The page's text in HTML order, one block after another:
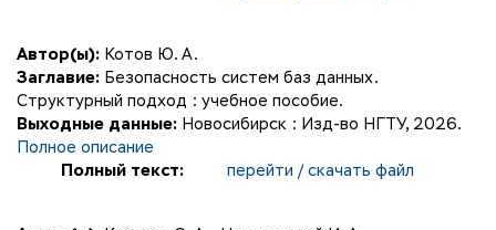
Автор(ы): Котов Ю. А.
Заглавие: Безопасность систем баз данных.
Структурный подход : учебное пособие.
Выходные данные: Новосибирск : Изд-во НГТУ, 2026.
Полное описание
Полный текст:
перейти / скачать файл